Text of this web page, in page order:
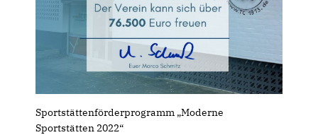
Sportstättenförderprogramm „Moderne
Sportstätten 2022“